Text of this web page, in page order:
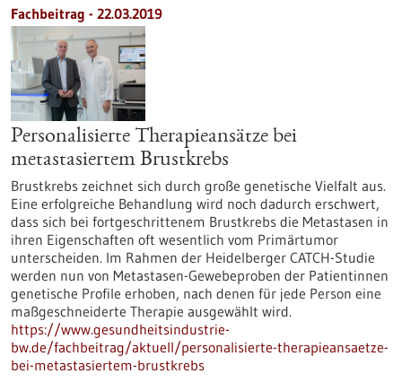
Fachbeitrag - 22.03.2019
Personalisierte Therapieansätze bei
metastasiertem Brustkrebs
Brustkrebs zeichnet sich durch große genetische Vielfalt aus.
Eine erfolgreiche Behandlung wird noch dadurch erschwert,
dass sich bei fortgeschrittenem Brustkrebs die Metastasen in
ihren Eigenschaften oft wesentlich vom Primärtumor
unterscheiden. Im Rahmen der Heidelberger CATCH-Studie
werden nun von Metastasen-Gewebeproben der Patientinnen
genetische Profile erhoben, nach denen für jede Person eine
maßgeschneiderte Therapie ausgewählt wird.
https://www.gesundheitsindustrie-
bw.de/fachbeitrag/aktuell/personalisierte-therapieansaetze-
bei-metastasiertem-brustkrebs